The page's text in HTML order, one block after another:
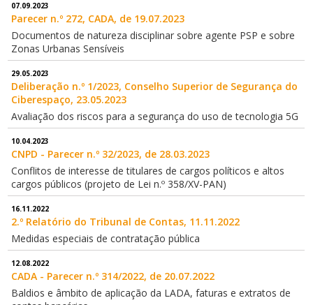
07.09.2023
Parecer n.º 272, CADA, de 19.07.2023
Documentos de natureza disciplinar sobre agente PSP e sobre
Zonas Urbanas Sensíveis
29.05.2023
Deliberação n.º 1/2023, Conselho Superior de Segurança do
Ciberespaço, 23.05.2023
Avaliação dos riscos para a segurança do uso de tecnologia 5G
10.04.2023
CNPD - Parecer n.º 32/2023, de 28.03.2023
Conflitos de interesse de titulares de cargos políticos e altos
cargos públicos (projeto de Lei n.º 358/XV-PAN)
16.11.2022
2.º Relatório do Tribunal de Contas, 11.11.2022
Medidas especiais de contratação pública
12.08.2022
CADA - Parecer n.º 314/2022, de 20.07.2022
Baldios e âmbito de aplicação da LADA, faturas e extratos de